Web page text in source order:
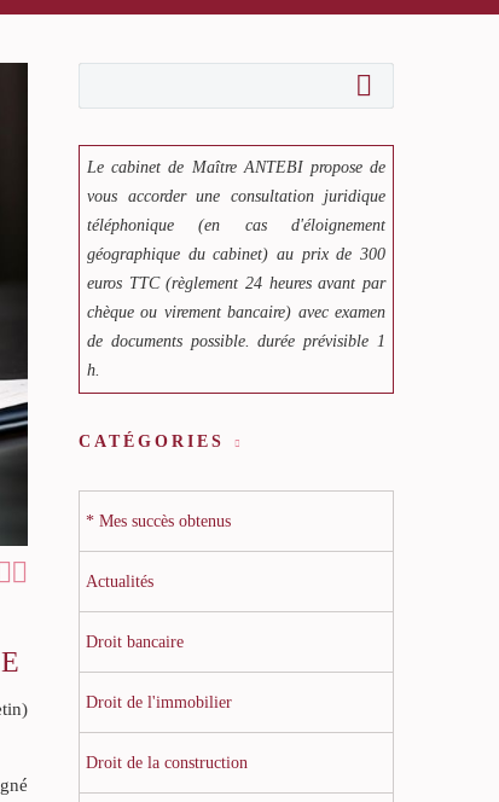

Le cabinet de Maître ANTEBI propose de
vous accorder une consultation juridique
téléphonique (en cas d'éloignement
géographique du cabinet) au prix de 300
euros TTC (règlement 24 heures avant par
chèque ou virement bancaire) avec examen
de documents possible. durée prévisible 1
h.
CATÉGORIES
* Mes succès obtenus
Actualités
Droit bancaire
Droit de l'immobilier
Droit de la construction